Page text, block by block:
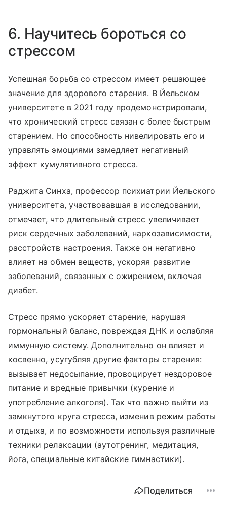
6. Научитесь бороться со
стрессом
Успешная борьба со стрессом имеет решающее
значение для здорового старения. В Йельском
университете в 2021 году продемонстрировали,
что хронический стресс связан с более быстрым
старением. Но способность нивелировать его и
управлять эмоциями замедляет негативный
эффект кумулятивного стресса.
Раджита Синха, профессор психиатрии Йельского
университета, участвовавшая в исследовании,
отмечает, что длительный стресс увеличивает
риск сердечных заболеваний, наркозависимости,
расстройств настроения. Также он негативно
влияет на обмен веществ, ускоряя развитие
заболеваний, связанных с ожирением, включая
диабет.
Стресс прямо ускоряет старение, нарушая
гормональный баланс, повреждая ДНК и ослабляя
иммунную систему. Дополнительно он влияет и
косвенно, усугубляя другие факторы старения:
вызывает недосыпание, провоцирует нездоровое
питание и вредные привычки (курение и
употребление алкоголя). Так что важно выйти из
замкнутого круга стресса, изменив режим работы
и отдыха, и по возможности используя различные
техники релаксации (аутотренинг, медитация,
йога, специальные китайские гимнастики).
Поделиться